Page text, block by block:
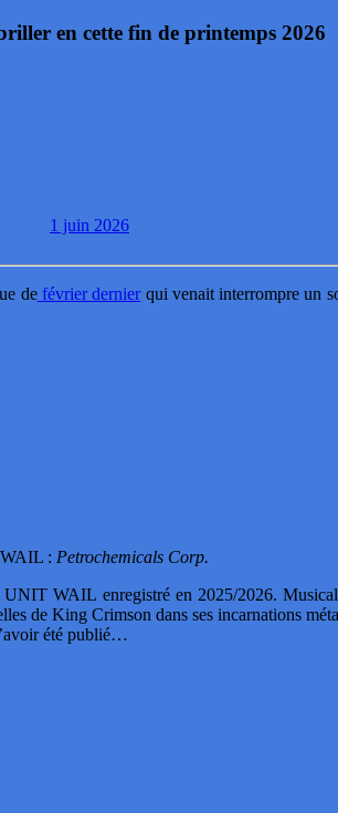
en cette fin de printemps 2026
1 juin 2026
defévrier dernier qui venait interrompre un
: Petrochemicals Corp.
WAIL enregistré en 2025/2026.
de King Crimson dans ses incarnations
été publié…